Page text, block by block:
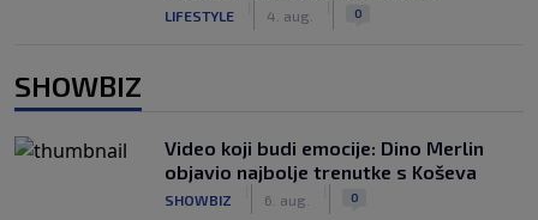
LIFESTYLE 4. aug. 0
SHOWBIZ
Video koji budi emocije: Dino Merlin
objavio najbolje trenutke s Koševa
SHOWBIZ 6. aug. 0